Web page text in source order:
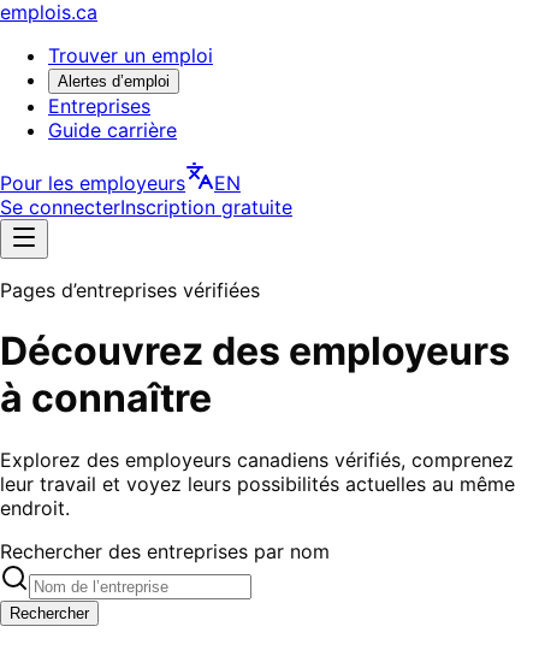
emplois.ca
Trouver un emploi
Alertes d’emploi
Entreprises
Guide carrière
Pour les employeurs
EN
Se connecterInscription gratuite
Pages d’entreprises vérifiées
Découvrez des employeurs
à connaître
Explorez des employeurs canadiens vérifiés, comprenez
leur travail et voyez leurs possibilités actuelles au même
endroit.
Rechercher des entreprises par nom
Rechercher